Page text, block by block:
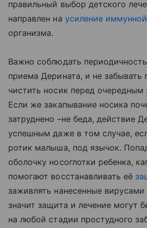
правильный выбор детского
направлен на усиление
организма.
Важно соблюдать
приема Дерината, и не забывать
чистить носик перед очередным
Если же закапывание носика
затруднено –не беда, действие
успешным даже в том случае,
ротик малыша, под язычок.
оболочку носоглотки ребенка,
помогают восстанавливать её
заживлять нанесенные
значит защита и лечение могут
на любой стадии простудного